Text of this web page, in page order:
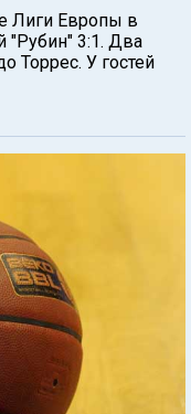
Лиги Европы в
"Рубин" 3:1. Два
Торрес. У гостей